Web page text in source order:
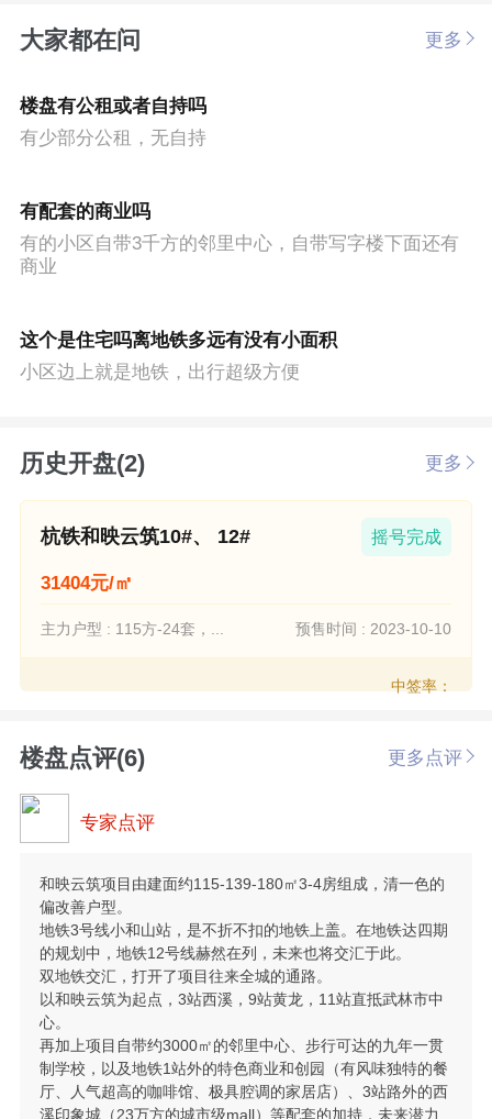
大家都在问 更多
楼盘有公租或者自持吗
有少部分公租，无自持
有配套的商业吗
有的小区自带3千方的邻里中心，自带写字楼下面还有
商业
这个是住宅吗离地铁多远有没有小面积
小区边上就是地铁，出行超级方便
历史开盘(2) 更多
杭铁和映云筑10#、 12# 摇号完成
31404元/㎡
主力户型 : 115方-24套，... 预售时间 : 2023-10-10
中签率：
楼盘点评(6) 更多点评
专家点评
和映云筑项目由建面约115-139-180㎡3-4房组成，清一色的
偏改善户型。
地铁3号线小和山站，是不折不扣的地铁上盖。在地铁达四期
的规划中，地铁12号线赫然在列，未来也将交汇于此。
双地铁交汇，打开了项目往来全城的通路。
以和映云筑为起点，3站西溪，9站黄龙，11站直抵武林市中
心。
再加上项目自带约3000㎡的邻里中心、步行可达的九年一贯
制学校，以及地铁1站外的特色商业和创园（有风味独特的餐
厅、人气超高的咖啡馆、极具腔调的家居店）、3站路外的西
溪印象城（23万方的城市级mall）等配套的加持，未来潜力